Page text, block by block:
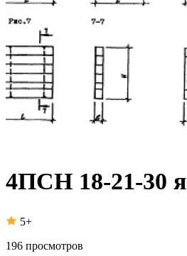
4ПСН 18-21-30 я
5+
196 просмотров